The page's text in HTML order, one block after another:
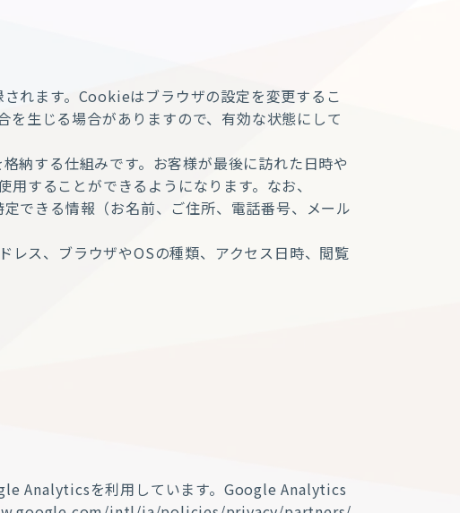
れます。Cookieはブラウザの設定を変更するこ
生じる場合がありますので、有効な状態にして
納する仕組みです。お客様が最後に訪れた日時や
することができるようになります。なお、
できる情報（お名前、ご住所、電話番号、メール
レス、ブラウザやOSの種類、アクセス日時、閲覧
Analyticsを利用しています。Google Analytics